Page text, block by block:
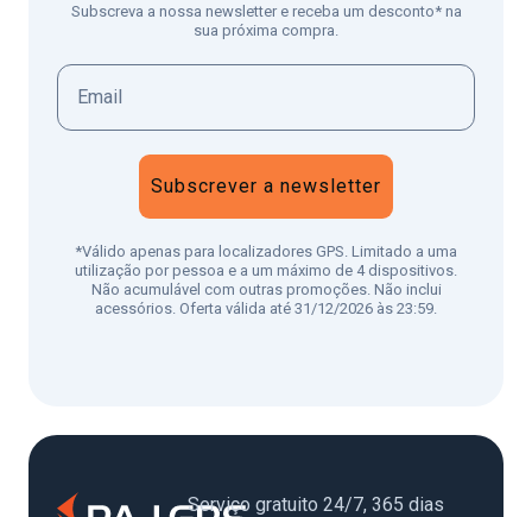
Subscreva a nossa newsletter e receba um desconto* na
sua próxima compra.
Subscrever a newsletter
*Válido apenas para localizadores GPS. Limitado a uma
utilização por pessoa e a um máximo de 4 dispositivos.
Não acumulável com outras promoções. Não inclui
acessórios. Oferta válida até 31/12/2026 às 23:59.
Serviço gratuito 24/7, 365 dias